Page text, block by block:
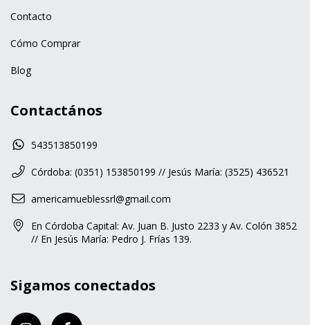
Contacto
Cómo Comprar
Blog
Contactános
543513850199
Córdoba: (0351) 153850199 // Jesús María: (3525) 436521
americamueblessrl@gmail.com
En Córdoba Capital: Av. Juan B. Justo 2233 y Av. Colón 3852
// En Jesús María: Pedro J. Frías 139.
Sigamos conectados